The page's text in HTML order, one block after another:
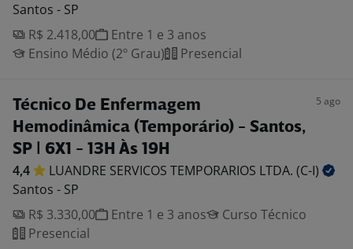
Santos - SP
R$ 2.418,00
Entre 1 e 3 anos
Ensino Médio (2º Grau)
Presencial
Técnico De Enfermagem
Hemodinâmica (Temporário) - Santos,
SP | 6X1 - 13H Às 19H
5 ago
4,4 LUANDRE SERVICOS TEMPORARIOS LTDA. (C-I)
Santos - SP
R$ 3.330,00
Entre 1 e 3 anos
Curso Técnico
Presencial